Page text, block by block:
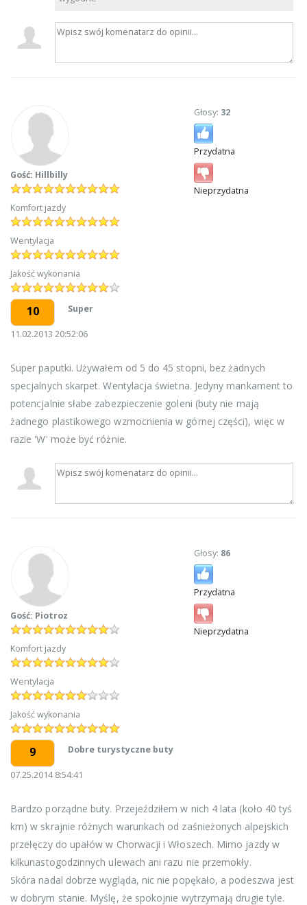
Gość: Hillbilly
Komfort jazdy
Wentylacja
Jakość wykonania
Głosy: 32
Przydatna
Nieprzydatna
10 Super
11.02.2013 20:52:06
Super paputki. Używałem od 5 do 45 stopni, bez żadnych
specjalnych skarpet. Wentylacja świetna. Jedyny mankament to
potencjalnie słabe zabezpieczenie goleni (buty nie mają
żadnego plastikowego wzmocnienia w górnej części), więc w
razie 'W' może być różnie.
Gość: Piotroz
Komfort jazdy
Wentylacja
Jakość wykonania
Głosy: 86
Przydatna
Nieprzydatna
9 Dobre turystyczne buty
07.25.2014 8:54:41
Bardzo porządne buty. Przejeździłem w nich 4 lata (koło 40 tyś
km) w skrajnie różnych warunkach od zaśnieżonych alpejskich
przełęczy do upałów w Chorwacji i Włoszech. Mimo jazdy w
kilkunastogodzinnych ulewach ani razu nie przemokły.
Skóra nadal dobrze wygląda, nic nie popękało, a podeszwa jest
w dobrym stanie. Myślę, że spokojnie wytrzymają drugie tyle.